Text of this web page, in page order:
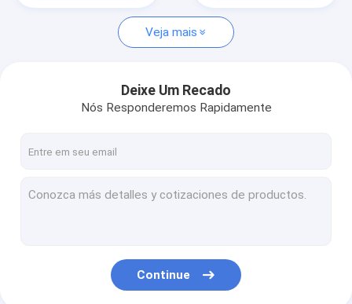
sensor dissolvido do oxigênio
Sensor dissolvido ótico do oxigênio
Sensor da procura de oxigênio químico
Medidor de oxigênio dissolvido
Óleo no sensor da água
Veja mais
Deixe Um Recado
Nós Responderemos Rapidamente
Continue